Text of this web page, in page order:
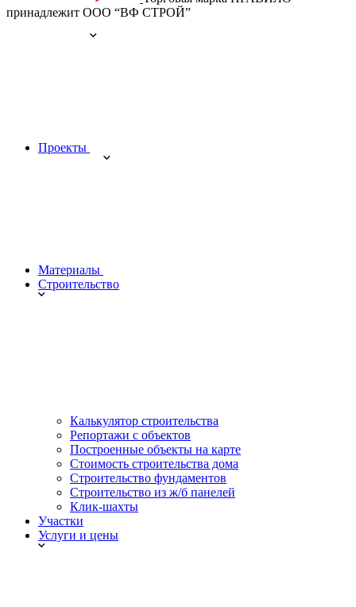
принадлежит ООО “ВФ СТРОЙ”
Проекты
Материалы
Строительство
Калькулятор строительства
Репортажи с объектов
Построенные объекты на карте
Стоимость строительства дома
Строительство фундаментов
Строительство из ж/б панелей
Клик-шахты
Участки
Услуги и цены